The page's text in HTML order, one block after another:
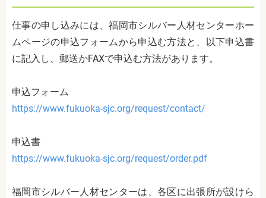
仕事の申し込みには、福岡市シルバー人材センターホー
ムページの申込フォームから申込む方法と、以下申込書
に記入し、郵送かFAXで申込む方法があります。
申込フォーム
https://www.fukuoka-sjc.org/request/contact/
申込書
https://www.fukuoka-sjc.org/request/order.pdf
福岡市シルバー人材センターは、各区に出張所が設けら